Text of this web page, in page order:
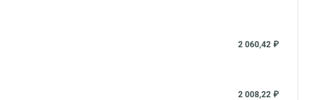
2 060,42 ₽
2 008,22 ₽